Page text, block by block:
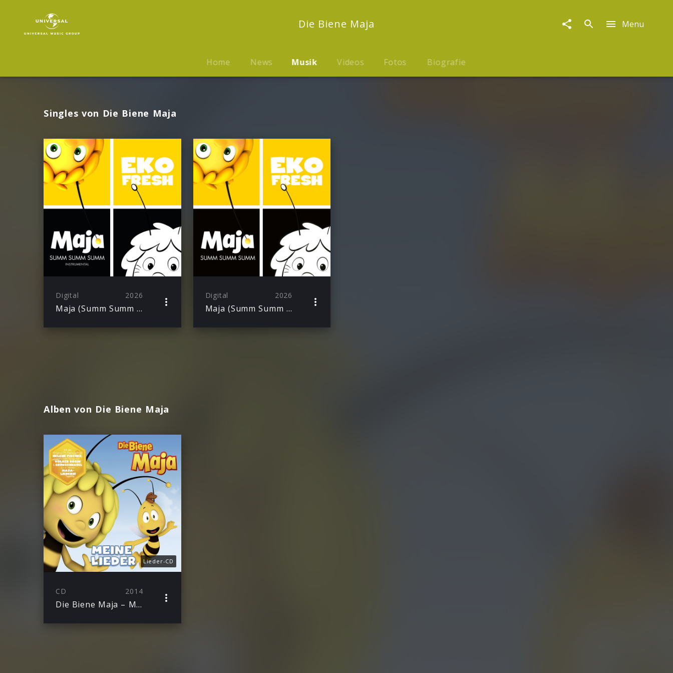
Die Biene Maja Menu
Home News Musik Videos Fotos Biografie
Singles von Die Biene Maja
Digital 2026
Maja (Summ Summ Summ) – Instrumental Version
Digital 2026
Maja (Summ Summ Summ)
Alben von Die Biene Maja
Lieder-CD
CD 2014
Die Biene Maja – Meine Lieder